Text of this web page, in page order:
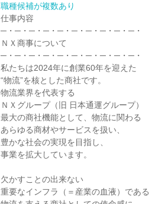
職種候補が複数あり
仕事内容
─・─・─・─・─・─・─・─・─・─・
ＮＸ商事について
─・─・─・─・─・─・─・─・─・─・
私たちは2024年に創業60年を迎えた
“物流”を核とした商社です。
物流業界を代表する
ＮＸグループ（旧 日本通運グループ）
最大の商社機能として、物流に関わる
あらゆる商材やサービスを扱い、
豊かな社会の実現を目指し、
事業を拡大しています。
欠かすことの出来ない
重要なインフラ（＝産業の血液）である